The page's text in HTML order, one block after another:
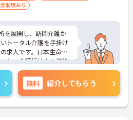
制度あり
を展開し、訪問介護か
トータル介護を手掛け
求人です。日本生命グ
と、介護福祉士の資格
アップできる環境が整
の資格手当が支給され
ビス管理者や拠点管理
ための「サービス管理
度が魅力です。20～30
無料 紹介してもらう